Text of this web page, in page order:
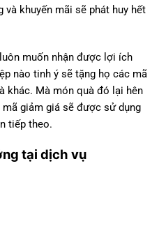
và khuyến mãi sẽ phát huy hết
muốn nhận được lợi ích
nào tinh ý sẽ tặng họ các mã
khác. Mà món quà đó lại hên
giảm giá sẽ được sử dụng
tiếp theo.
tại dịch vụ